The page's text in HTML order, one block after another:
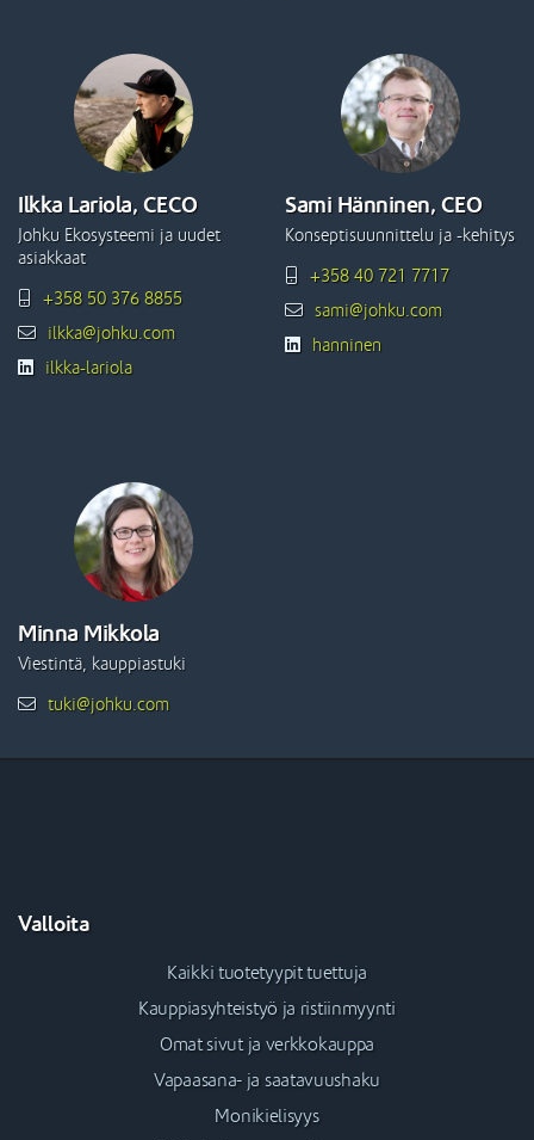
Ilkka Lariola, CECO
Johku Ekosysteemi ja uudet
asiakkaat
+358 50 376 8855
ilkka@johku.com
ilkka-lariola
Sami Hänninen, CEO
Konseptisuunnittelu ja -kehitys
+358 40 721 7717
sami@johku.com
hanninen
Minna Mikkola
Viestintä, kauppiastuki
tuki@johku.com
Valloita
Kaikki tuotetyypit tuettuja
Kauppiasyhteistyö ja ristiinmyynti
Omat sivut ja verkkokauppa
Vapaasana- ja saatavuushaku
Monikielisyys